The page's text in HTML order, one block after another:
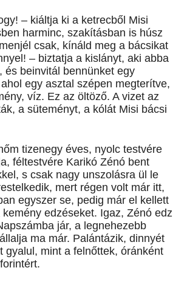
– kiáltja ki a ketrecből Misi
harminc, szakításban is húsz
csak, kínáld meg a bácsikat
– biztatja a kislányt, aki abba
és beinvitál bennünket egy
egy asztal szépen megterítve,
víz. Ez az öltöző. A vizet az
a süteményt, a kólát Misi bácsi
tizenegy éves, nyolc testvére
féltestvére Karikó Zénó bent
s csak nagy unszolásra ül le
mert régen volt már itt,
egyszer se, pedig már el kellett
edzéseket. Igaz, Zénó edz
jár, a legnehezebb
ma már. Palántázik, dinnyét
gyalul, mint a felnőttek, óránként